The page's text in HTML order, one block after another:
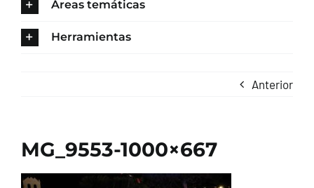
Áreas temáticas
Herramientas
Anterior
MG_9553-1000×667